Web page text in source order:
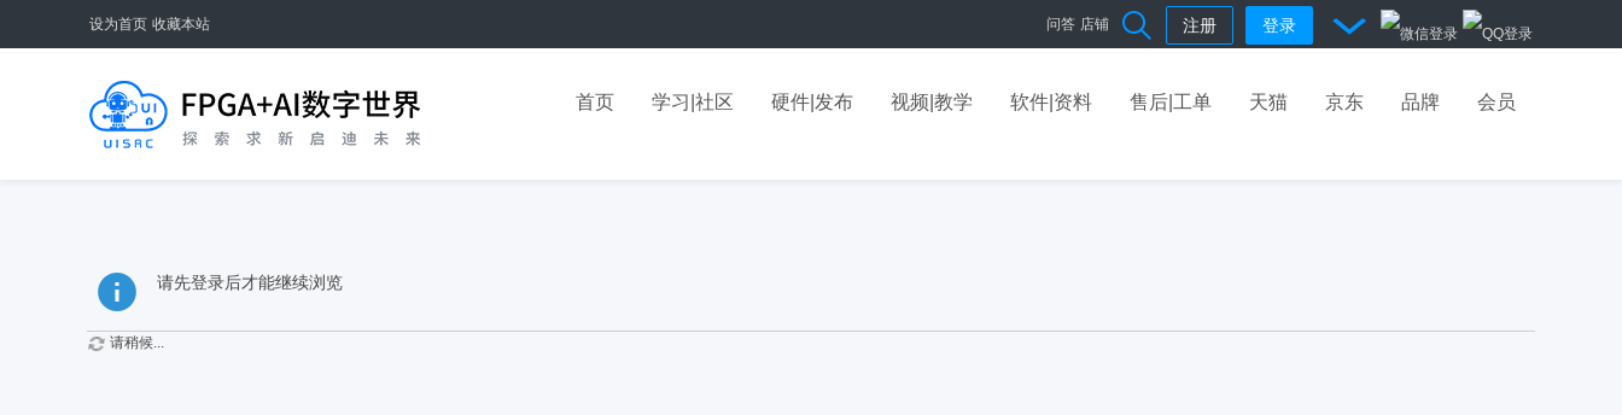
设为首页 收藏本站 问答 店铺 注册 登录
首页 学习|社区 硬件|发布 视频|教学 软件|资料 售后|工单 天猫 京东 品牌 会员
请先登录后才能继续浏览
请稍候...